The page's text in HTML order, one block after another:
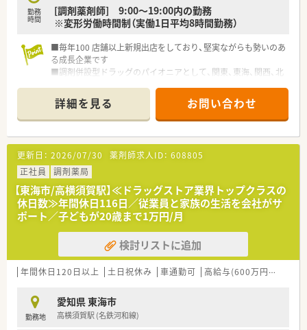
勤務
時間
[調剤薬剤師] 9:00～19:00内の勤務
※変形労働時間制（実働1日平均8時間勤務）
■毎年100 店舗以上新規出店をしており、堅実ながらも勢いのあ
る成長企業です
■調剤併設型ドラッグのパイオニアとして、関東、東海、関西、北
■研修制度は様々なプランがあり、集合研修だけでなく任意で受
講可能な研修も幅広く用意されています
■店舗で活躍する従業員、社外で活躍する従業員、将来経営幹部
となる従業員など、薬剤師として様々な活躍ができるフィールド
を用意されています
■総合薬剤師・調剤薬剤師（土日休み・19時までの勤務）どちらか
の働き方を選択できます
■調剤併設型だけでなく「医療モール・クリニック併設店舗」「敷
地内薬局」「訪問調剤特化型店舗」など様々な店舗を運営してい
ます
■在宅医療にも積極的取り組んでおり「訪問調剤特化型店舗」を
50店舗以上、無菌調剤室は業界最多の51店舗設置しています
■「プラチナくるみん認定企業」「健康経営優良法人2023（大規模
法人部門）認定」等を取得し一人ひとりが働きやすい環境が整備
されています
があるのも特徴です
詳細を見る お問い合わせ
更新日： 2026/07/30 薬剤師求人ID： 608805
正社員
調剤薬局
【東海市/高横須賀駅】≪ドラッグストア業界トップクラスの
休日数≫年間休日116日／従業員と家族の生活を会社がサ
ポート／子どもが20歳まで1万円/月
検討リストに追加
年間休日120日以上 土日祝休み 車通勤可 高給与(600万円以上)
勤務地
愛知県 東海市
高横須賀駅 (名鉄河和線)